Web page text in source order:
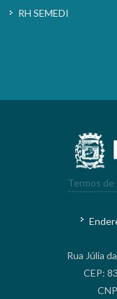
RH SEMEDI
Termos de
Rua Júlia
CEP: